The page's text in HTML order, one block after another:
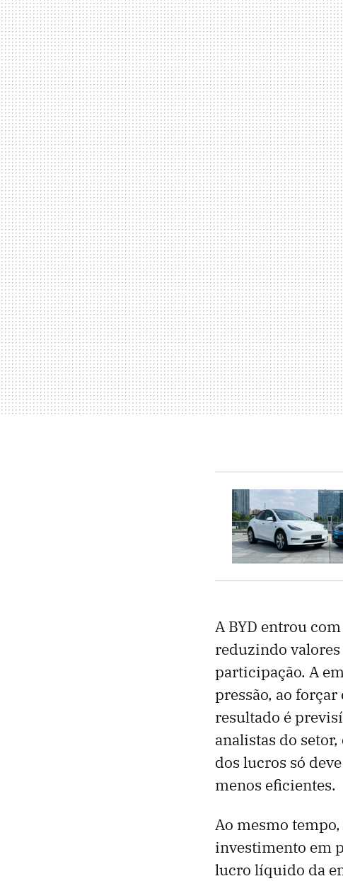
A BYD entrou
reduzindo
participação. A
pressão, ao
resultado é
analistas do
dos lucros só
menos eficientes.
Ao mesmo
investimento em
lucro líquido da